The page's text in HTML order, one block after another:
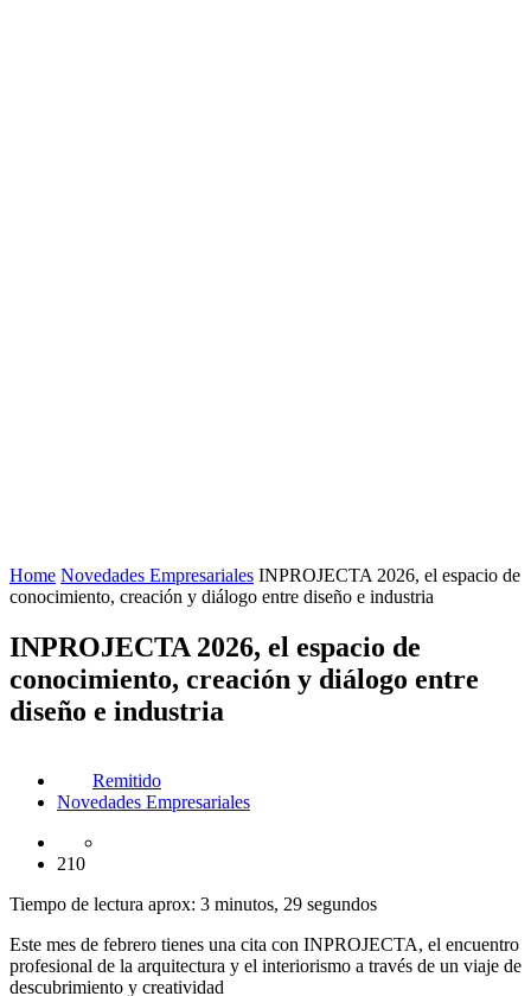
Home Novedades Empresariales INPROJECTA 2026, el espacio de
conocimiento, creación y diálogo entre diseño e industria
INPROJECTA 2026, el espacio de
conocimiento, creación y diálogo entre
diseño e industria
Remitido
Novedades Empresariales
210
Tiempo de lectura aprox: 3 minutos, 29 segundos
Este mes de febrero tienes una cita con INPROJECTA, el encuentro
profesional de la arquitectura y el interiorismo a través de un viaje de
descubrimiento y creatividad